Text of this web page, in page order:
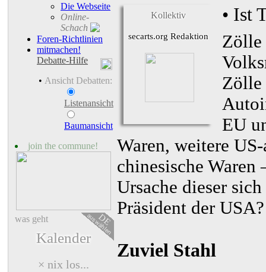
Die Webseite
Online-
Schach
Foren-Richtlinien
mitmachen!
Debatte-Hilfe
• Ansicht Debatten:
Listenansicht
Baumansicht
join the commune!
DE
auswählen
was geht
Kalender
× nix los...
Kollektiv
secarts.org Redaktion
• Ist
Zölle
Zölle
EU
Waren, weitere
chinesische Waren
Ursache dieser
Präsident der USA?
Zuviel Stahl